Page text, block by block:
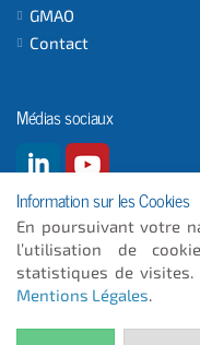
GMAO
Contact
Médias sociaux
© 2026 - ICC INFORMATIQUE
Plan du site
Information sur les Cookies
En poursuivant votre
l’utilisation de
statistiques de visites.
Mentions Légales.